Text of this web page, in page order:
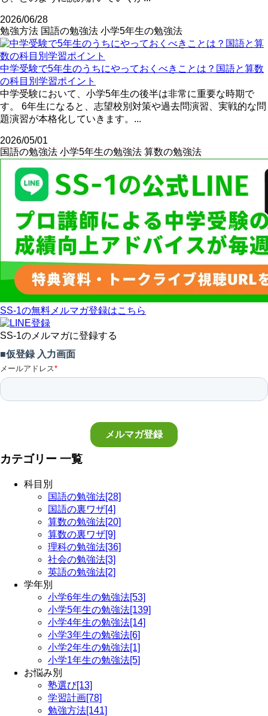
2026/06/28
勉強方法 国語の勉強法 小学5年生の勉強法
中学受験で5年生のうちにやっておくべきことは？国語と算数
の科目別学習ポイント
中学受験において、小学5年生の後半は非常に重要な時期で
す。 6年生になると、志望校別対策や過去問演習、実戦的な問
題演習が本格化していきます。...
2026/05/01
国語の勉強法 小学5年生の勉強法 算数の勉強法
SS-1の無料メルマガ登録はこちら
SS-1のメルマガに登録する
カテゴリー 一覧
科目別
国語の勉強法[28]
国語の裏ワザ[4]
算数の勉強法[20]
算数の裏ワザ[9]
理科の勉強法[36]
社会の勉強法[3]
英語の勉強法[2]
学年別
小学6年生の勉強法[53]
小学5年生の勉強法[139]
小学4年生の勉強法[14]
小学3年生の勉強法[6]
小学2年生の勉強法[1]
小学1年生の勉強法[5]
お悩み別
塾選び[13]
学習計画[78]
勉強方法[141]